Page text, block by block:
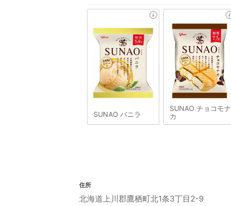
SUNAO バニラ
SUNAO チョコモナ
カ
住所
北海道上川郡鷹栖町北1条3丁目2-9